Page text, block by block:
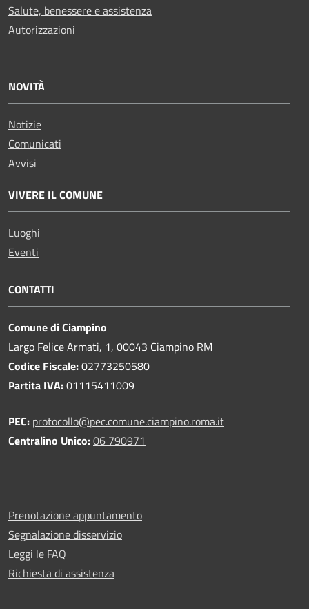
Salute, benessere e assistenza
Autorizzazioni
NOVITÀ
Notizie
Comunicati
Avvisi
VIVERE IL COMUNE
Luoghi
Eventi
CONTATTI
Comune di Ciampino
Largo Felice Armati, 1, 00043 Ciampino RM
Codice Fiscale:02773250580
Partita IVA:01115411009
PEC: protocollo@pec.comune.ciampino.roma.it
Centralino Unico:06 790971
Prenotazione appuntamento
Segnalazione disservizio
Leggi le FAQ
Richiesta di assistenza